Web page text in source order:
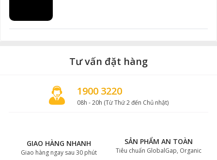
Tư vấn đặt hàng
1900 3220
08h - 20h (Từ Thứ 2 đến Chủ nhật)
GIAO HÀNG NHANH
Giao hàng ngay sau 30 phút
SẢN PHẨM AN TOÀN
Tiêu chuẩn GlobalGap, Organic